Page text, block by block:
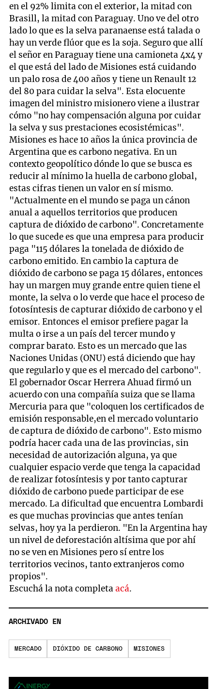
en el 92% limita con el exterior, la mitad con
Brasill, la mitad con Paraguay. Uno ve del otro
lado lo que es la selva paranaense está talada o
hay un verde flúor que es la soja. Seguro que allí
el señor en Paraguay tiene una camioneta 4x4 y
el que está del lado de Misiones está cuidando
un palo rosa de 400 años y tiene un Renault 12
del 80 para cuidar la selva". Esta elocuente
imagen del ministro misionero viene a ilustrar
cómo "no hay compensación alguna por cuidar
la selva y sus prestaciones ecosistémicas".
Misiones es hace 10 años la única provincia de
Argentina que es carbono negativa. En un
contexto geopolítico dónde lo que se busca es
reducir al mínimo la huella de carbono global,
estas cifras tienen un valor en sí mismo.
"Actualmente en el mundo se paga un cánon
anual a aquellos territorios que producen
captura de dióxido de carbono". Concretamente
lo que sucede es que una empresa para producir
paga "115 dólares la tonelada de dióxido de
carbono emitido. En cambio la captura de
dióxido de carbono se paga 15 dólares, entonces
hay un margen muy grande entre quien tiene el
monte, la selva o lo verde que hace el proceso de
fotosíntesis de capturar dióxido de carbono y el
emisor. Entonces el emisor prefiere pagar la
multa o irse a un país del tercer mundo y
comprar barato. Esto es un mercado que las
Naciones Unidas (ONU) está diciendo que hay
que regularlo y que es el mercado del carbono".
El gobernador Oscar Herrera Ahuad firmó un
acuerdo con una compañía suiza que se llama
Mercuria para que "coloquen los certificados de
emisión responsable,en el mercado voluntario
de captura de dióxido de carbono". Esto mismo
podría hacer cada una de las provincias, sin
necesidad de autorización alguna, ya que
cualquier espacio verde que tenga la capacidad
de realizar fotosíntesis y por tanto capturar
dióxido de carbono puede participar de ese
mercado. La dificultad que encuentra Lombardi
es que muchas provincias que antes tenían
selvas, hoy ya la perdieron. "En la Argentina hay
un nivel de deforestación altísima que por ahí
no se ven en Misiones pero sí entre los
territorios vecinos, tanto extranjeros como
propios".
Escuchá la nota completaacá.
ARCHIVADO EN
MERCADO DIÓXIDO DE CARBONO MISIONES